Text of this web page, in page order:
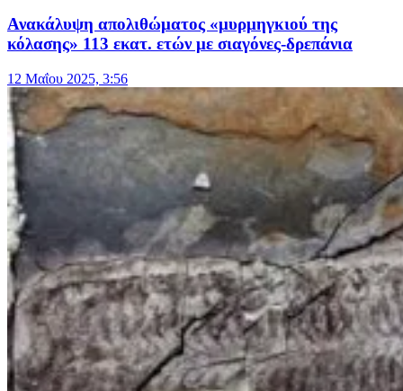
Ανακάλυψη απολιθώματος «μυρμηγκιού της
κόλασης» 113 εκατ. ετών με σιαγόνες-δρεπάνια
12 Μαΐου 2025, 3:56